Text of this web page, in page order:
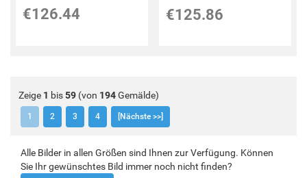
€126.44 €125.86
Zeige 1 bis59 (von 194Gemälde)
1 2 3 4 [Nächste >>]
Alle Bilder in allen Größen sind Ihnen zur Verfügung. Können
Sie Ihr gewünschtes Bild immer noch nicht finden?